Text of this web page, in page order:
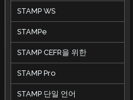
STAMP WS
STAMPe
STAMP CEFR을 위한
STAMP Pro
STAMP 단일 언어